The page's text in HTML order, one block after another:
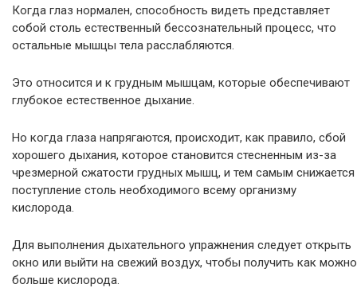
Когда глаз нормален, способность видеть представляет
собой столь естественный бессознательный процесс, что
остальные мышцы тела расслабляются.
Это относится и к грудным мышцам, которые обеспечивают
глубокое естественное дыхание.
Но когда глаза напрягаются, происходит, как правило, сбой
хорошего дыхания, которое становится стесненным из-за
чрезмерной сжатости грудных мышц, и тем самым снижается
поступление столь необходимого всему организму
кислорода.
Для выполнения дыхательного упражнения следует открыть
окно или выйти на свежий воздух, чтобы получить как можно
больше кислорода.